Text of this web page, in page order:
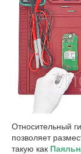
Относительный
позволяет
такую как